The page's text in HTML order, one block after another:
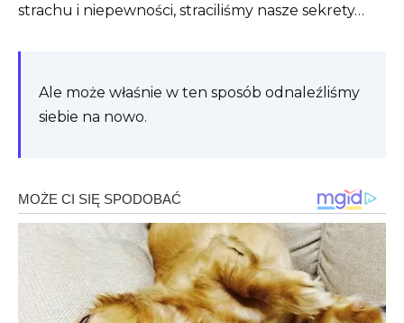
strachu i niepewności, straciliśmy nasze sekrety…
Ale może właśnie w ten sposób odnaleźliśmy
siebie na nowo.